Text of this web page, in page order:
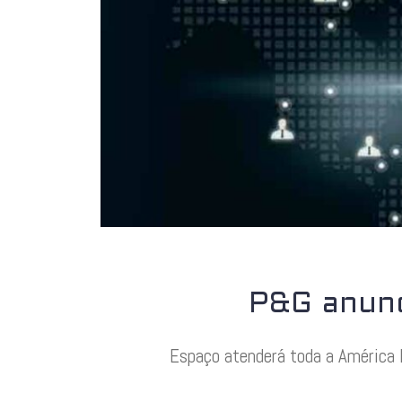
P&G
Espaço atenderá toda a